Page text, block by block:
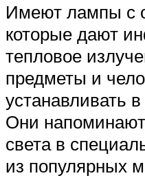
Имеют лампы с
которые дают
тепловое
предметы и
устанавливать
Они
света в
из популярных